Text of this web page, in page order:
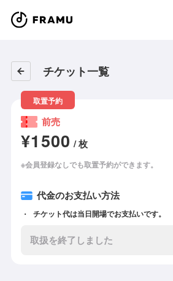
チケット一覧
取置予約
前売
¥1500 / 枚
※会員登録なしでも取置予約ができます。
代金のお支払い方法
チケット代は当日開場でお支払いです。
取扱を終了しました